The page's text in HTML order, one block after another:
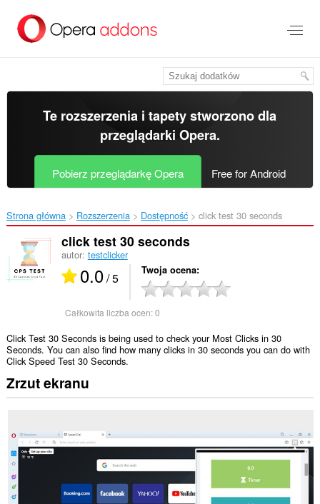
treści
Te rozszerzenia i tapety stworzono dla
przeglądarki Opera.
Pobierz przeglądarkę Opera Free for Android
Strona główna Rozszerzenia Dostępność click test 30 seconds‎
click test 30 seconds
autor: testclicker
0.0/ 5 Twoja ocena
Całkowita liczba ocen:0
Click Test 30 Seconds is being used to check your Most Clicks in 30
Seconds. You can also find how many clicks in 30 seconds you can do with
Click Speed Test 30 Seconds.
Zrzut ekranu